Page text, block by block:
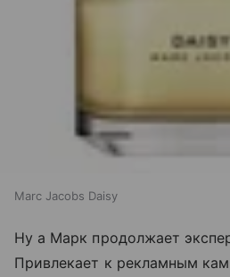
Marc Jacobs Daisy
Ну а Марк продолжает
Привлекает к рекламным